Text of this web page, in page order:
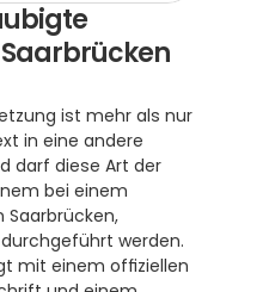
ist mehr als nur
in eine andere
darf diese Art der
bei einem
Saarbrücken,
werden.
mit einem offiziellen